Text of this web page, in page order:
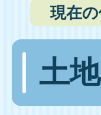
現在
土地